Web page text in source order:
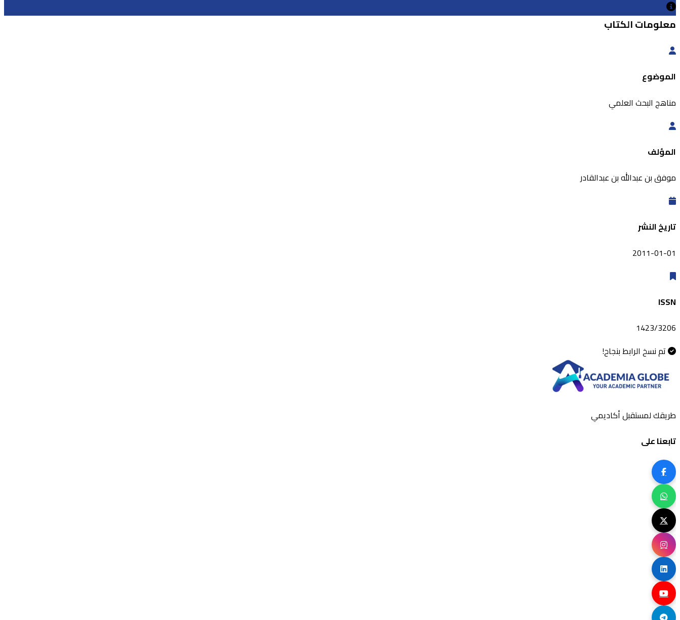
معلومات الكتاب
الموضوع
مناهج البحث العلمي
المؤلف
موفق بن عبدالله بن عبدالقادر
تاريخ النشر
2011-01-01
ISSN
1423/3206
تم نسخ الرابط بنجاح!
طريقك لمستقبل أكاديمي
تابعنا على